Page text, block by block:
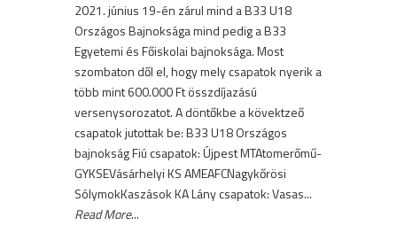
2021. június 19-én zárul mind a B33 U18
Országos Bajnoksága mind pedig a B33
Egyetemi és Főiskolai bajnoksága. Most
szombaton dől el, hogy mely csapatok nyerik a
több mint 600.000 Ft összdíjazású
versenysorozatot. A döntőkbe a kövektzeő
csapatok jutottak be: B33 U18 Országos
bajnokság Fiú csapatok: Újpest MTAtomerőmű-
GYKSEVásárhelyi KS AMEAFCNagykőrösi
SólymokKaszások KA Lány csapatok: Vasas...
Read More...